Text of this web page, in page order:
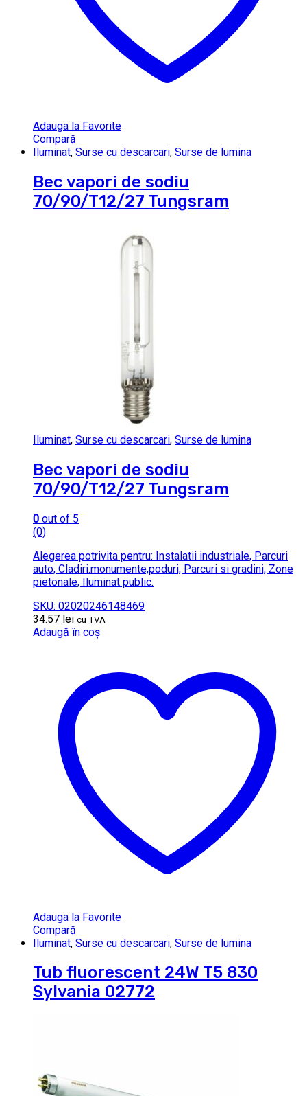
Adauga la Favorite
Compară
Iluminat, Surse cu descarcari, Surse de lumina
Bec vapori de sodiu
70/90/T12/27 Tungsram
Iluminat, Surse cu descarcari, Surse de lumina
Bec vapori de sodiu
70/90/T12/27 Tungsram
0 out of 5
(0)
Alegerea potrivita pentru: Instalatii industriale, Parcuri
auto, Cladiri.monumente,poduri, Parcuri si gradini, Zone
pietonale, Iluminat public.
SKU: 02020246148469
34.57 lei cu TVA
Adaugă în coș
Adauga la Favorite
Compară
Iluminat, Surse cu descarcari, Surse de lumina
Tub fluorescent 24W T5 830
Sylvania 02772